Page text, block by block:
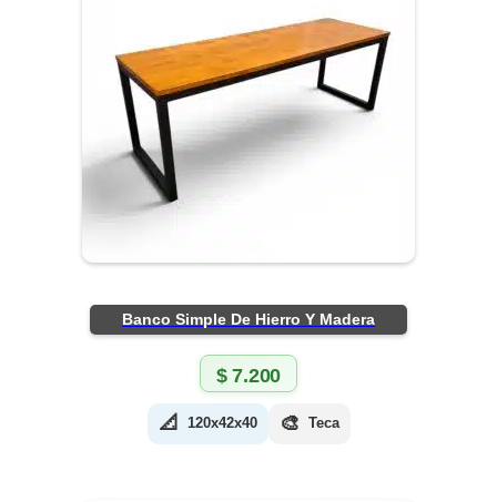
Banco Simple De Hierro Y Madera
$7.200
📐 120x42x40 🎨 Teca